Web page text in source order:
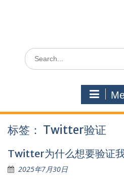
Search
for:
标签： Twitter验证
Twitter为什么想要验证
2025年7月30日